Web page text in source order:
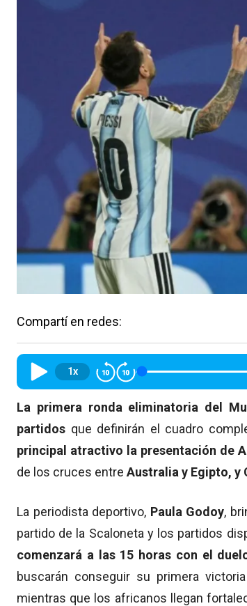
Compartí en redes:
1x
La primera ronda eliminatoria del
partidos que definirán el cuadro
principal atractivo la presentación de
de los cruces entre Australia y Egipto, y
La periodista deportivo, Paula Godoy,
partido de la Scaloneta y los partidos
comenzará a las 15 horas con el
buscarán conseguir su primera
mientras que los africanos llegan